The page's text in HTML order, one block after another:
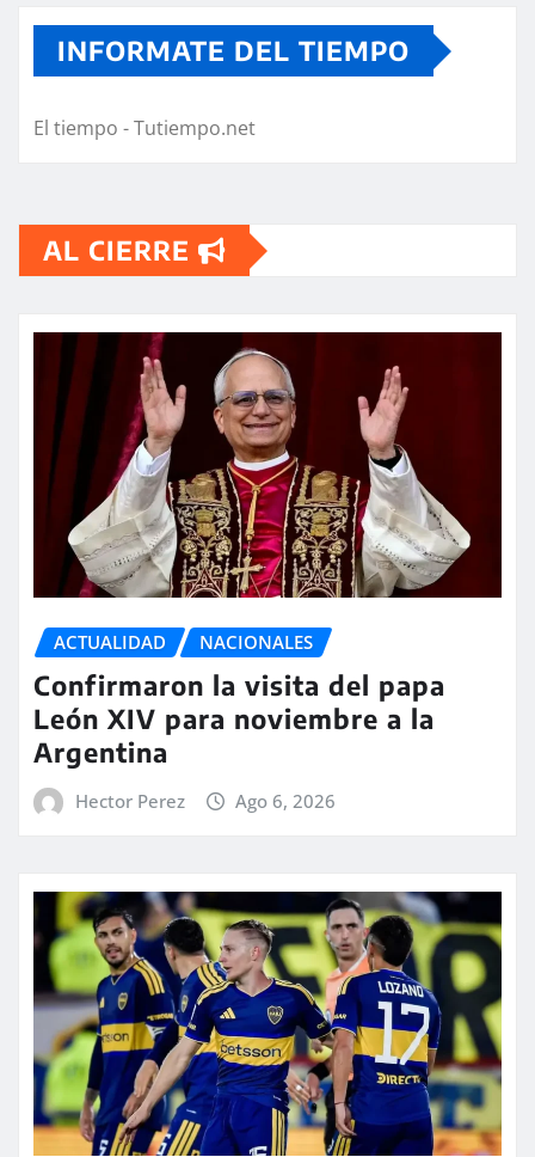
INFORMATE DEL TIEMPO
El tiempo - Tutiempo.net
AL CIERRE
ACTUALIDAD NACIONALES
Confirmaron la visita del papa
León XIV para noviembre a la
Argentina
Hector Perez Ago 6, 2026